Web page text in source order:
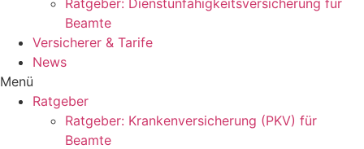
Ratgeber: Dienstunfähigkeitsversicherung für
Beamte
Versicherer & Tarife
News
Menü
Ratgeber
Ratgeber: Krankenversicherung (PKV) für
Beamte